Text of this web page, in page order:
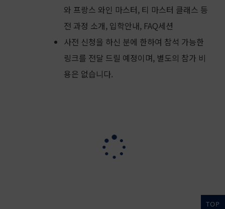
와 프랑스 와인 마스터, 티 마스터 클래스 등
전 과정 소개, 입학안내, FAQ세션
사전 신청을 하신 분에 한하여 참석 가능한
링크를 전달 드릴 예정이며, 별도의 참가 비
용은 없습니다.
TOP